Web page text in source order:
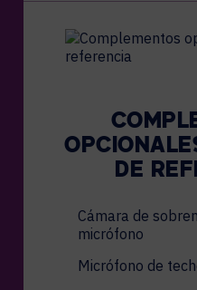
DE
Cámara de
micrófono
Micrófono de